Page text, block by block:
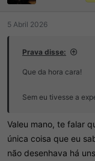
5 Abril 2026
Prava disse:
Que da hora cara!
Sem eu tivesse a
Valeu mano, te falar
única coisa que eu
não desenhava há